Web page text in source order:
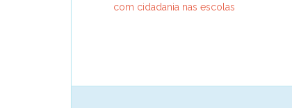
com cidadania nas escolas